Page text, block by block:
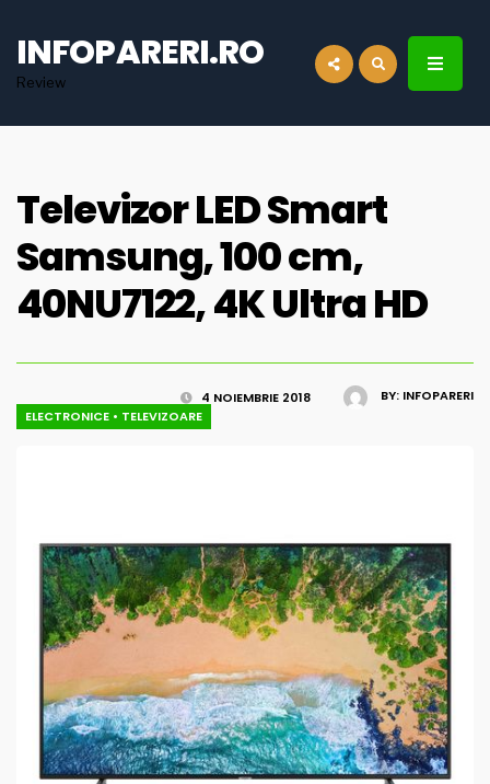
INFOPARERI.RO
Review
Televizor LED Smart
Samsung, 100 cm,
40NU7122, 4K Ultra HD
BY: INFOPARERI
4 NOIEMBRIE 2018
ELECTRONICE • TELEVIZOARE